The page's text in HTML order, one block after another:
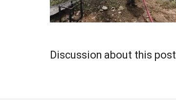
Discussion about this post